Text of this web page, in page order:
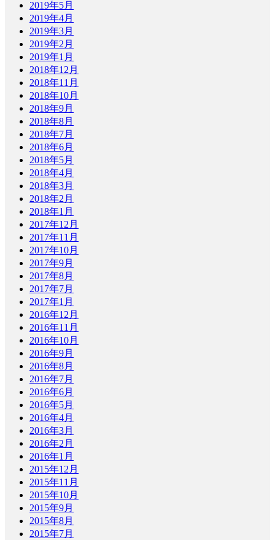
2019年5月
2019年4月
2019年3月
2019年2月
2019年1月
2018年12月
2018年11月
2018年10月
2018年9月
2018年8月
2018年7月
2018年6月
2018年5月
2018年4月
2018年3月
2018年2月
2018年1月
2017年12月
2017年11月
2017年10月
2017年9月
2017年8月
2017年7月
2017年1月
2016年12月
2016年11月
2016年10月
2016年9月
2016年8月
2016年7月
2016年6月
2016年5月
2016年4月
2016年3月
2016年2月
2016年1月
2015年12月
2015年11月
2015年10月
2015年9月
2015年8月
2015年7月